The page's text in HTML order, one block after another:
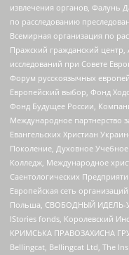
извлечения органов, Фалунь
по расследованию
Всемирная организация по
Пражский гражданский
исследований при Совете
Форум русскоязычных
Европейский выбор, Фонд
Фонд Будущее России,
Международное партнерство
Евангельских Христиан
Поколение, Духовное
Колледж, Международное
Саентологических
Европейская сеть
Польша, СВОБОДНЫЙ ИДЕЛЬ-
IStories fonds, Королевский
КРИМСЬКА ПРАВОЗАХИСНА
Bellingcat, Bellingcat Ltd, The